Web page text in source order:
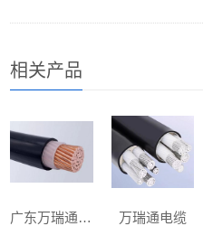
相关产品
广东万瑞通电缆 万瑞通电缆